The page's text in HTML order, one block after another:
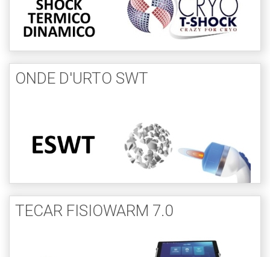
ONDE D'URTO SWT
TECAR FISIOWARM 7.0